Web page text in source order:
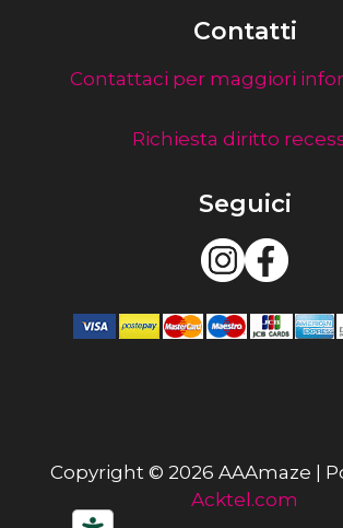
Contatti
Contattaci per maggiori
Richiesta diritto
Seguici
Copyright © 2026 AAAmaze |
Acktel.com